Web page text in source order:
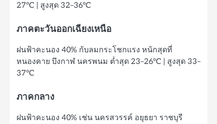
27°C | สูงสุด 32–36°C
ภาคตะวันออกเฉียงเหนือ
ฝนฟ้าคะนอง 40% กับลมกระโชกแรง หนักสุดที่
หนองคาย บึงกาฬ นครพนม ต่ำสุด 23–26°C | สูงสุด 33–
37°C
ภาคกลาง
ฝนฟ้าคะนอง 40% เช่น นครสวรรค์ อยุธยา ราชบุรี